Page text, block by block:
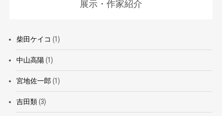
展示・作家紹介
柴田ケイコ (1)
中山高陽(1)
宮地佐一郎 (1)
吉田類(3)